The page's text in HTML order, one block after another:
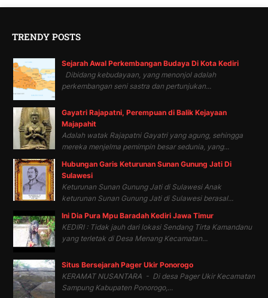
TRENDY POSTS
Sejarah Awal Perkembangan Budaya Di Kota Kediri
Dibidang kebudayaan, yang menonjol adalah
perkembangan seni sastra dan pertunjukan...
Gayatri Rajapatni, Perempuan di Balik Kejayaan
Majapahit
Adalah watak Rajapatni Gayatri yang agung, sehingga
mereka menjelma pemimpin besar sedunia, yang...
Hubungan Garis Keturunan Sunan Gunung Jati Di
Sulawesi
Keturunan Sunan Gunung Jati di Sulawesi Anak
keturunan Sunan Gunung Jati di Sulawesi berasal...
Ini Dia Pura Mpu Baradah Kediri Jawa Timur
KEDIRI : Tidak jauh dari lokasi Sendang Tirta Kamandanu
yang terletak di Desa Menang Kecamatan...
Situs Bersejarah Pager Ukir Ponorogo
KERAMAT NUSANTARA - Di desa Pager Ukir Kecamatan
Sampung Kabupaten Ponorogo,...